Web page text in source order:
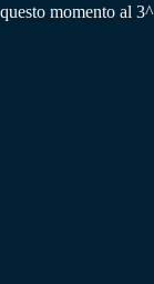
momento al 3^